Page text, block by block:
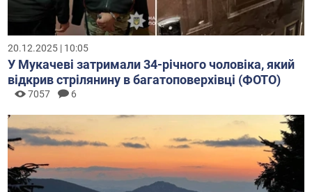
20.12.2025 | 10:05
У Мукачеві затримали 34-річного чоловіка, який
відкрив стрілянину в багатоповерхівці (ФОТО)
7057 6